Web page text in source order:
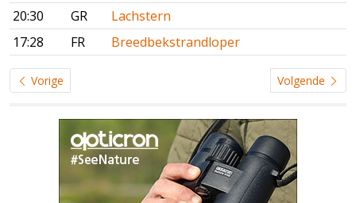
20:30
GR
Lachstern
17:28
FR Breedbekstrandloper
Vorige Volgende